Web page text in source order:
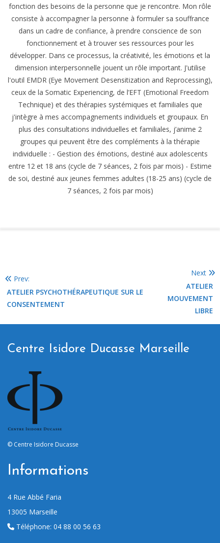
fonction des besoins de la personne que je rencontre. Mon rôle
consiste à accompagner la personne à formuler sa souffrance
dans un cadre de confiance, à prendre conscience de son
fonctionnement et à trouver ses ressources pour les
développer. Dans ce processus, la créativité, les émotions et la
dimension interpersonnelle jouent un rôle important. J'utilise
l'outil EMDR (Eye Movement Desensitization and Reprocessing),
ceux de la Somatic Experiencing, de l’EFT (Emotional Freedom
Technique) et des thérapies systémiques et familiales que
j'intègre à mes accompagnements individuels et groupaux. En
plus des consultations individuelles et familiales, j’anime 2
groupes qui peuvent être des compléments à la thérapie
individuelle : - Gestion des émotions, destiné aux adolescents
entre 12 et 18 ans (cycle de 7 séances, 2 fois par mois) - Estime
de soi, destiné aux jeunes femmes adultes (18-25 ans) (cycle de
7 séances, 2 fois par mois)
Prev:
ATELIER PSYCHOTHÉRAPEUTIQUE SUR LE
CONSENTEMENT
Next
ATELIER
MOUVEMENT
LIBRE
Centre Isidore Ducasse Marseille
© Centre Isidore Ducasse
Informations
4 Rue Abbé Faria
13005 Marseille
Téléphone: 04 88 00 56 63